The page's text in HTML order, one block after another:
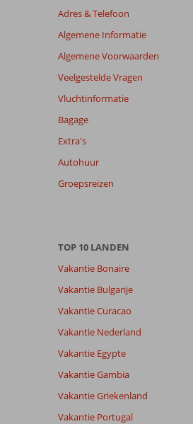
niet
meer
weergegeven
de
relevantie
de
info
Totale score
Gebaseerd op:
159,1
Uitstekend
Ervaringen
van onze
klanten
Adres & Telefoon
Algemene Informatie
Algemene Voorwaarden
Veelgestelde Vragen
Vluchtinformatie
Bagage
Extra's
Autohuur
Groepsreizen
TOP 10 LANDEN
Vakantie Bonaire
Vakantie Bulgarije
Vakantie Curacao
Vakantie Nederland
Vakantie Egypte
Vakantie Gambia
Vakantie Griekenland
Vakantie Portugal